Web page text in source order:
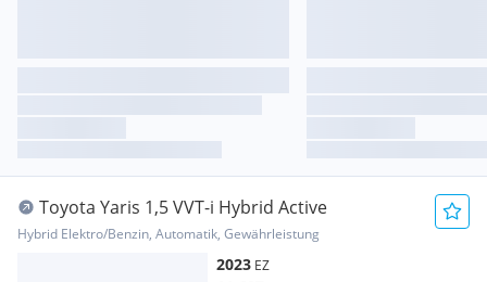
Toyota Yaris 1,5 VVT-i Hybrid Active
Hybrid Elektro/Benzin, Automatik, Gewährleistung
2023 EZ